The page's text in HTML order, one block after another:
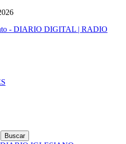
- DIARIO DIGITAL | RADIO